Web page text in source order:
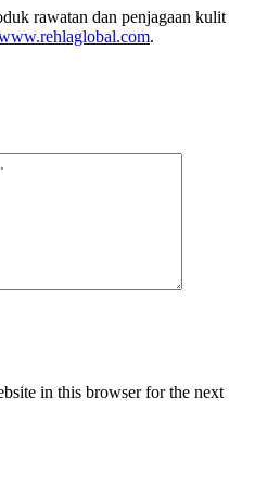
rawatan dan penjagaan kulit
.
in this browser for the next